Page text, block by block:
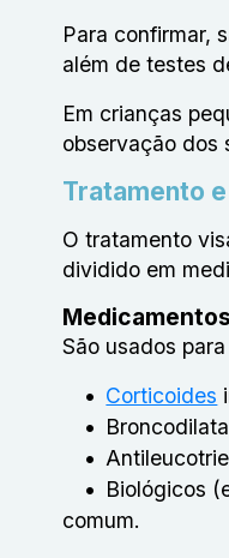
Para confirmar,
além de testes
Em crianças
observação dos
Tratamento
O tratamento
dividido em
São usados
Corticoides
Biológicos
comum.